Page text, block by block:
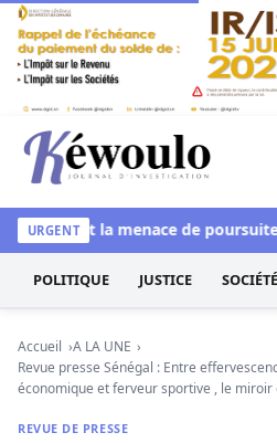
Aller au contenu
Kéwoulo, le premier site
URGENTla menace de poursuites
POLITIQUE JUSTICE SOCIÉTÉ
Accueil
A LA UNE
Revue presse Sénégal : Entre
économique et ferveur sportive , le miroir
REVUE DE PRESSE